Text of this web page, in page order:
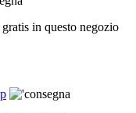
in questo negozio